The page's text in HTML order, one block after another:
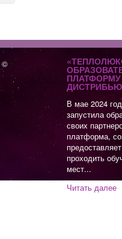
©
В мае 2024
запустила
своих
платформа,
проходить
мест...
Читать далее